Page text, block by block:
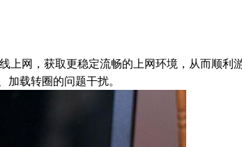
上网，获取更稳定流畅的上网环境，从而顺利
载转圈的问题干扰。